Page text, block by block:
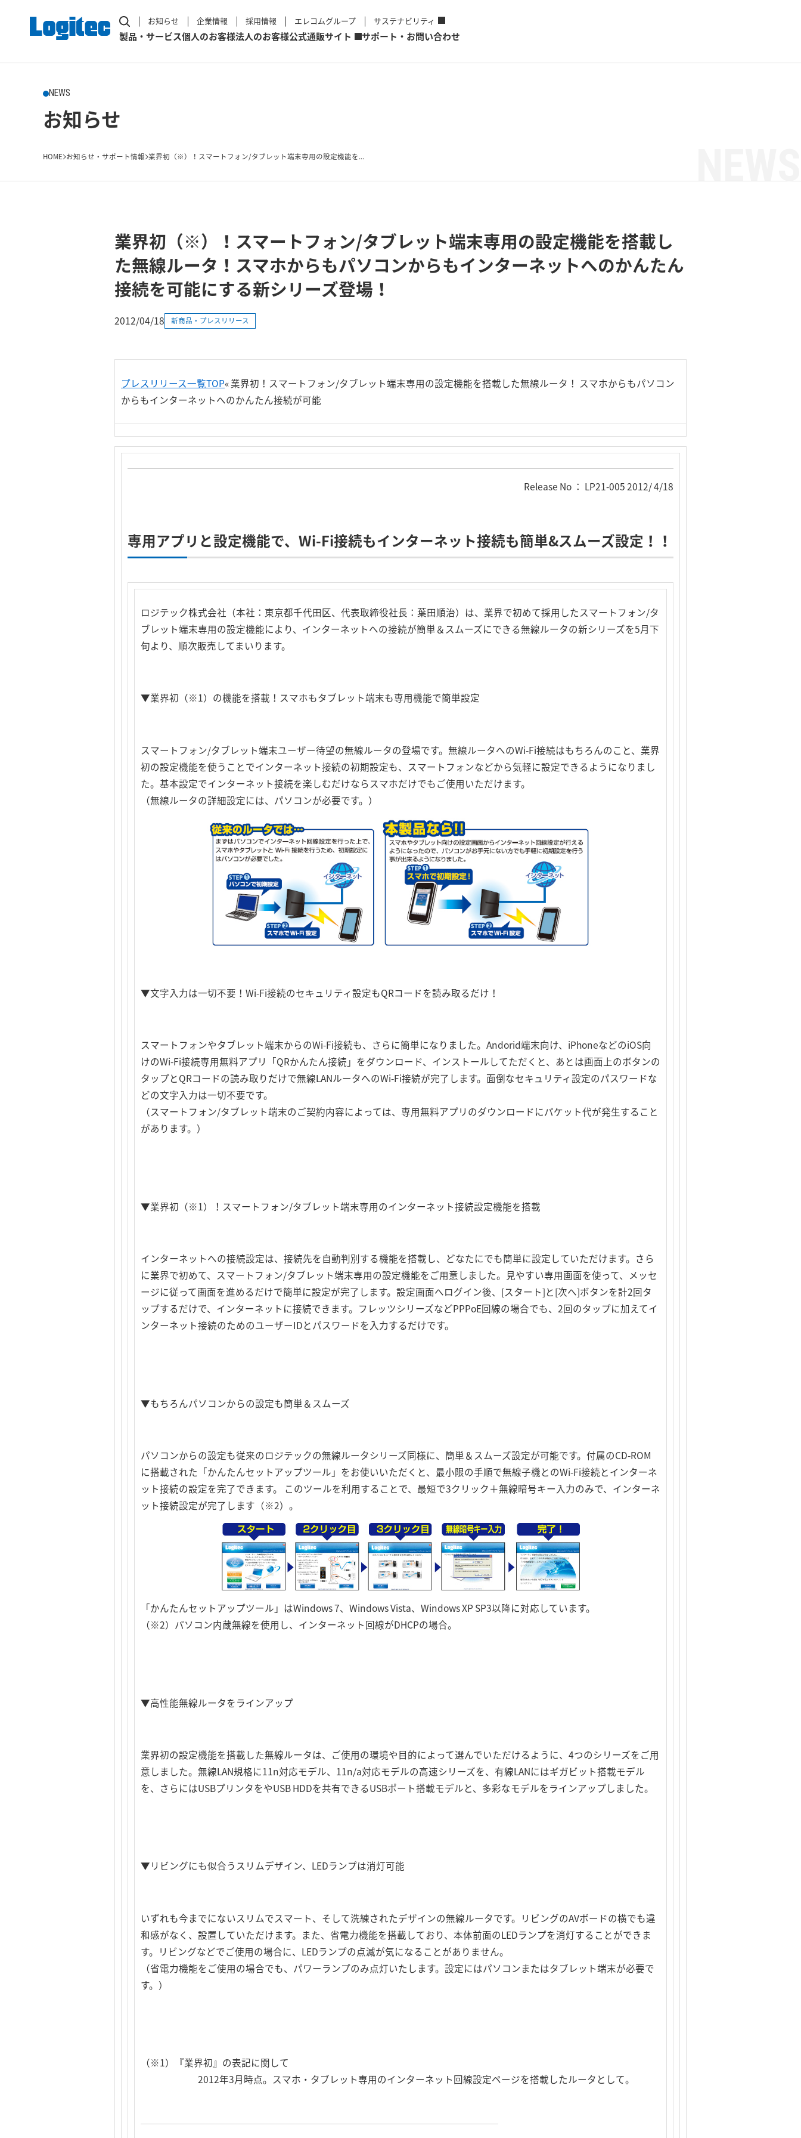
お知らせ 企業情報 採用情報 エレコムグループ サステナビリティ
製品・サービス個人のお客様法人のお客様公式通販サイト サポート・お問い合わせ
NEWS
お知らせ
HOME お知らせ・サポート情報 業界初（※）！スマートフォン/タブレット端末専用の設定機能を...
業界初（※）！スマートフォン/タブレット端末専用の設定機能を搭載し
た無線ルータ！スマホからもパソコンからもインターネットへのかんたん
接続を可能にする新シリーズ登場！
2012/04/18 新商品・プレスリリース
プレスリリース一覧TOP«業界初！スマートフォン/タブレット端末専用の設定機能を搭載した無線ルータ！ スマホからもパソコン
からもインターネットへのかんたん接続が可能
Release No ： LP21-005 2012/ 4/18
専用アプリと設定機能で、Wi-Fi接続もインターネット接続も簡単&スムーズ設定！！
ロジテック株式会社（本社：東京都千代田区、代表取締役社長：葉田順治）は、業界で初めて採用したスマートフォン/タ
ブレット端末専用の設定機能により、インターネットへの接続が簡単＆スムーズにできる無線ルータの新シリーズを5月下
旬より、順次販売してまいります。
▼業界初（※1）の機能を搭載！スマホもタブレット端末も専用機能で簡単設定
スマートフォン/タブレット端末ユーザー待望の無線ルータの登場です。無線ルータへのWi-Fi接続はもちろんのこと、業界
初の設定機能を使うことでインターネット接続の初期設定も、スマートフォンなどから気軽に設定できるようになりまし
た。基本設定でインターネット接続を楽しむだけならスマホだけでもご使用いただけます。
（無線ルータの詳細設定には、パソコンが必要です。）
▼文字入力は一切不要！Wi-Fi接続のセキュリティ設定もQRコードを読み取るだけ！
スマートフォンやタブレット端末からのWi-Fi接続も、さらに簡単になりました。Andorid端末向け、iPhoneなどのiOS向
けのWi-Fi接続専用無料アプリ「QRかんたん接続」をダウンロード、インストールしてただくと、あとは画面上のボタンの
タップとQRコードの読み取りだけで無線LANルータへのWi-Fi接続が完了します。面倒なセキュリティ設定のパスワードな
どの文字入力は一切不要です。
（スマートフォン/タブレット端末のご契約内容によっては、専用無料アプリのダウンロードにパケット代が発生すること
があります。）
▼業界初（※1）！スマートフォン/タブレット端末専用のインターネット接続設定機能を搭載
インターネットへの接続設定は、接続先を自動判別する機能を搭載し、どなたにでも簡単に設定していただけます。さら
に業界で初めて、スマートフォン/タブレット端末専用の設定機能をご用意しました。見やすい専用画面を使って、メッセ
ージに従って画面を進めるだけで簡単に設定が完了します。設定画面へログイン後、[スタート]と[次へ]ボタンを計2回タ
ップするだけで、インターネットに接続できます。フレッツシリーズなどPPPoE回線の場合でも、2回のタップに加えてイ
ンターネット接続のためのユーザーIDとパスワードを入力するだけです。
▼もちろんパソコンからの設定も簡単＆スムーズ
パソコンからの設定も従来のロジテックの無線ルータシリーズ同様に、簡単＆スムーズ設定が可能です。付属のCD-ROM
に搭載された「かんたんセットアップツール」をお使いいただくと、最小限の手順で無線子機とのWi-Fi接続とインターネ
ット接続の設定を完了できます。 このツールを利用することで、最短で3クリック＋無線暗号キー入力のみで、インターネ
ット接続設定が完了します（※2）。
「かんたんセットアップツール」はWindows 7、Windows Vista、Windows XP SP3以降に対応しています。
（※2）パソコン内蔵無線を使用し、インターネット回線がDHCPの場合。
▼高性能無線ルータをラインアップ
業界初の設定機能を搭載した無線ルータは、ご使用の環境や目的によって選んでいただけるように、4つのシリーズをご用
意しました。無線LAN規格に11n対応モデル、11n/a対応モデルの高速シリーズを、有線LANにはギガビット搭載モデル
を、さらにはUSBプリンタをやUSB HDDを共有できるUSBポート搭載モデルと、多彩なモデルをラインアップしました。
▼リビングにも似合うスリムデザイン、LEDランプは消灯可能
いずれも今までにないスリムでスマート、そして洗練されたデザインの無線ルータです。リビングのAVボードの横でも違
和感がなく、設置していただけます。また、省電力機能を搭載しており、本体前面のLEDランプを消灯することができま
す。リビングなどでご使用の場合に、LEDランプの点滅が気になることがありません。
（省電力機能をご使用の場合でも、パワーランプのみ点灯いたします。設定にはパソコンまたはタブレット端末が必要で
す。）
（※1）『業界初』の表記に関して
2012年3月時点。スマホ・タブレット専用のインターネット回線設定ページを搭載したルータとして。